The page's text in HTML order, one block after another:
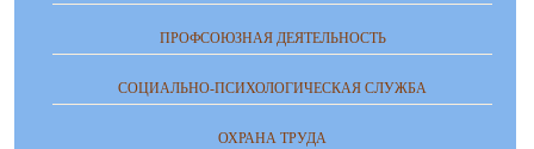
ПРОФСОЮЗНАЯ ДЕЯТЕЛЬНОСТЬ
СОЦИАЛЬНО-ПСИХОЛОГИЧЕСКАЯ СЛУЖБА
ОХРАНА ТРУДА